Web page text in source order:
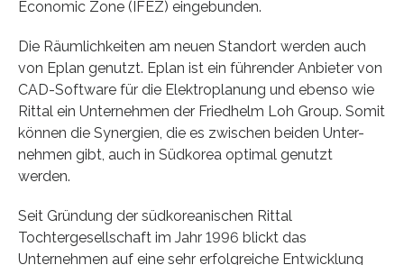
Economic Zone (IFEZ) eingebunden.
Die Räumlichkeiten am neuen Standort werden auch
von Eplan genutzt. Eplan ist ein führender Anbieter von
CAD-Software für die Elektroplanung und ebenso wie
Rittal ein Unternehmen der Friedhelm Loh Group. Somit
können die Synergien, die es zwischen beiden Unter-
nehmen gibt, auch in Südkorea optimal genutzt
werden.
Seit Gründung der südkoreanischen Rittal
Tochtergesellschaft im Jahr 1996 blickt das
Unternehmen auf eine sehr erfolgreiche Entwicklung